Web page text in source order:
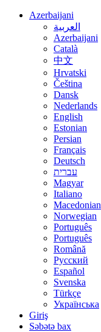
Azerbaijani
العربية
Azerbaijani
Català
中文
Hrvatski
Čeština
Dansk
Nederlands
English
Estonian
Persian
Français
Deutsch
עברית
Magyar
Italiano
Macedonian
Norwegian
Português
Português
Română
Русский
Español
Svenska
Türkçe
Українська
Giriş
Səbətə bax